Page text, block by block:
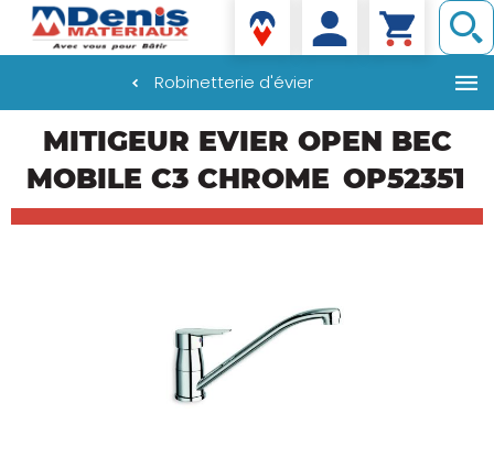
principal
Denis matériaux
Robinetterie d'évier
MITIGEUR EVIER OPEN BEC
MOBILE C3 CHROME OP52351